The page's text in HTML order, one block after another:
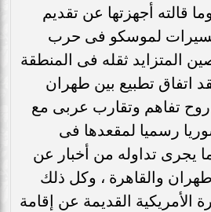
قالته أجهزتها عن تقديم
لموسكو فى حرب
المتزايد ثقله فى المنطقة
اتفاق تطبيع بين طهران
تفاهم وتقارب عربى مع
رسميا لمقعدها فى
يجرى تداوله من أخبار عن
والقاهرة ، وكل ذلك
الأمريكية القديمة عن إقامة